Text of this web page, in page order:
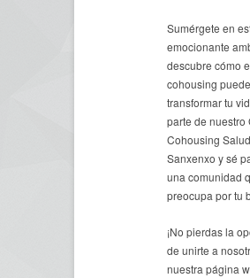
Sumérgete en
emocionante
descubre cómo
cohousing puede
transformar tu
parte de nuestro
Cohousing
Sanxenxo y sé
una comunidad
preocupa por tu
¡No pierdas la
de unirte a
nuestra página